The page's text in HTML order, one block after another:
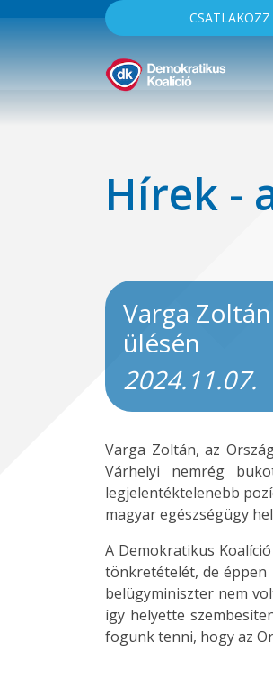
CSATLAKOZZ
Hírek -
Varga
ülésén
2024.11.07.
Varga Zoltán, az
Várhelyi nemrég
legjelentéktelenebb
magyar egészségügy
A Demokratikus
tönkretételét, de éppen
belügyminiszter nem
így helyette
fogunk tenni, hogy az